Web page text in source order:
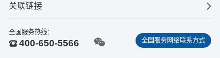
关联链接
全国服务热线：
400-650-5566 全国服务网络联系方式